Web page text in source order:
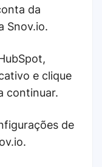
da
Snov.io.
e clique
continuar.
de